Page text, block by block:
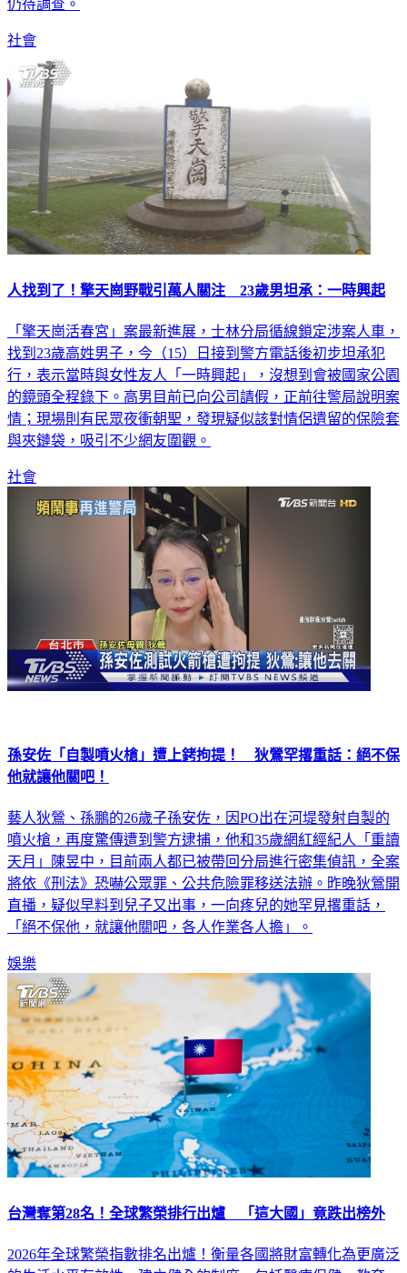
仍待調查。
社會
人找到了！擎天崗野戰引萬人關注 23歲男坦承：一時興起
「擎天崗活春宮」案最新進展，士林分局循線鎖定涉案人車，
找到23歲高姓男子，今（15）日接到警方電話後初步坦承犯
行，表示當時與女性友人「一時興起」，沒想到會被國家公園
的鏡頭全程錄下。高男目前已向公司請假，正前往警局說明案
情；現場則有民眾夜衝朝聖，發現疑似該對情侶遺留的保險套
與夾鏈袋，吸引不少網友圍觀。
社會
孫安佐「自製噴火槍」遭上銬拘提！ 狄鶯罕撂重話：絕不保
他就讓他關吧！
藝人狄鶯、孫鵬的26歲子孫安佐，因PO出在河堤發射自製的
噴火槍，再度驚傳遭到警方逮捕，他和35歲網紅經紀人「重讀
天月」陳昱中，目前兩人都已被帶回分局進行密集偵訊，全案
將依《刑法》恐嚇公眾罪、公共危險罪移送法辦。昨晚狄鶯開
直播，疑似早料到兒子又出事，一向疼兒的她罕見撂重話，
「絕不保他，就讓他關吧，各人作業各人擔」。
娛樂
台灣奪第28名！全球繁榮排行出爐 「這大國」竟跌出榜外
2026年全球繁榮指數排名出爐！衡量各國將財富轉化為更廣泛